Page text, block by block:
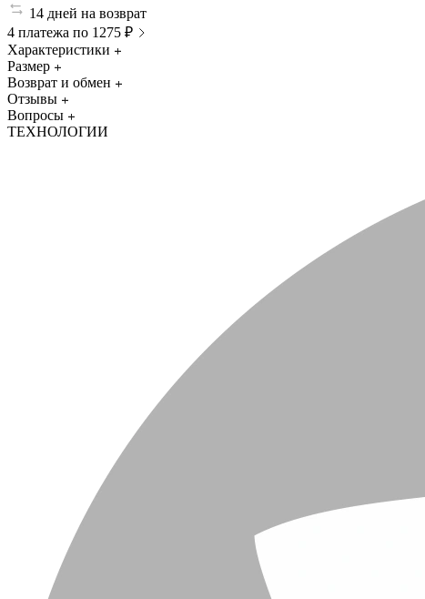
14 дней на возврат
4 платежа по 1275 ₽
Характеристики
Размер
Возврат и обмен
Отзывы
Вопросы
ТЕХНОЛОГИИ